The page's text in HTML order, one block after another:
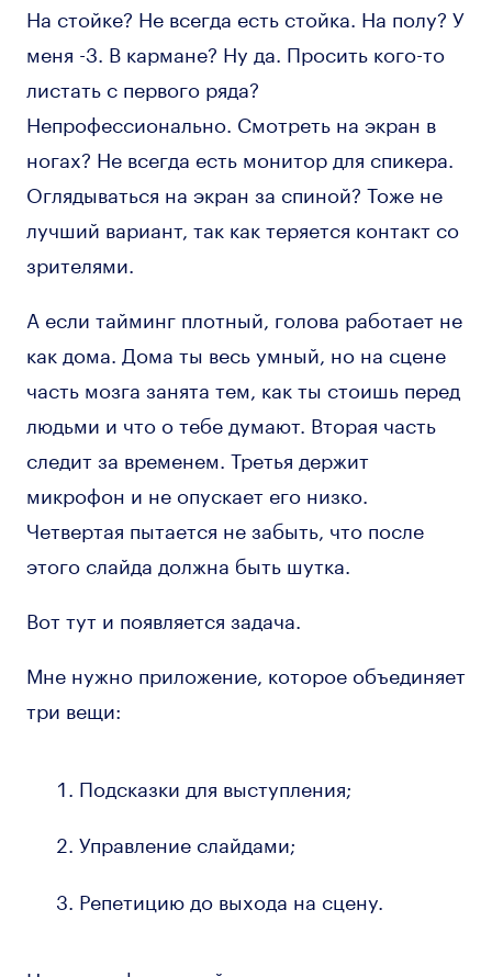
На стойке? Не всегда есть стойка. На полу? У
меня -3. В кармане? Ну да. Просить кого-то
листать с первого ряда?
Непрофессионально. Смотреть на экран в
ногах? Не всегда есть монитор для спикера.
Оглядываться на экран за спиной? Тоже не
лучший вариант, так как теряется контакт со
зрителями.
А если тайминг плотный, голова работает не
как дома. Дома ты весь умный, но на сцене
часть мозга занята тем, как ты стоишь перед
людьми и что о тебе думают. Вторая часть
следит за временем. Третья держит
микрофон и не опускает его низко.
Четвертая пытается не забыть, что после
этого слайда должна быть шутка.
Вот тут и появляется задача.
Мне нужно приложение, которое объединяет
три вещи:
Подсказки для выступления;
Управление слайдами;
Репетицию до выхода на сцену.